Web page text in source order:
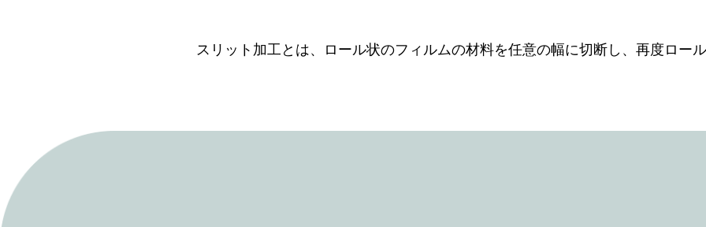
スリット加工とは、ロール状のフィルムの材料を任意の幅に切断し、再度ロー